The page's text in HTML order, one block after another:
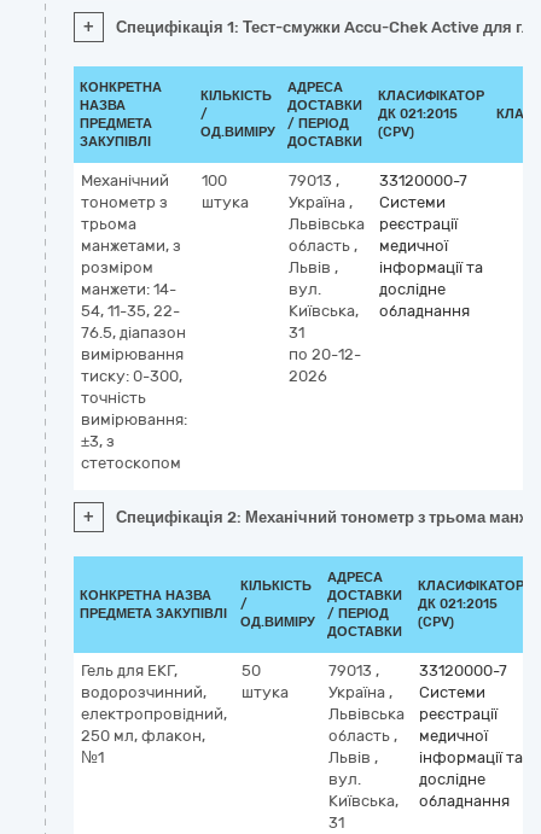
+ Специфікація 1: Тест-смужки Accu-Chek Active для
КОНКРЕТНА
НАЗВА
ПРЕДМЕТА
ЗАКУПІВЛІ
КІЛЬКІСТЬ
/
ОД.ВИМІРУ
АДРЕСА
ДОСТАВКИ
/ ПЕРІОД
ДОСТАВКИ
КЛАСИФІКАТОР
ДК 021:2015
(CPV)
Механічний
тонометр з
трьома
манжетами, з
розміром
манжети: 14-
54, 11-35, 22-
76.5, діапазон
вимірювання
тиску: 0-300,
точність
вимірювання:
±3, з
стетоскопом
100
штука
79013 ,
Україна ,
Львівська
область ,
Львів ,
вул.
Київська,
31
по 20-12-
2026
33120000-7
Системи
реєстрації
медичної
інформації та
дослідне
обладнання
+ Специфікація 2: Механічний тонометр з трьома
КОНКРЕТНА НАЗВА
ПРЕДМЕТА ЗАКУПІВЛІ
КІЛЬКІСТЬ
/
ОД.ВИМІРУ
АДРЕСА
ДОСТАВКИ
/ ПЕРІОД
ДОСТАВКИ
КЛАСИФІКАТОР
ДК 021:2015
(CPV)
Гель для ЕКГ,
водорозчинний,
електропровідний,
250 мл, флакон,
№1
50
штука
79013 ,
Україна ,
Львівська
область ,
Львів ,
вул.
Київська,
31
33120000-7
Системи
реєстрації
медичної
інформації та
дослідне
обладнання